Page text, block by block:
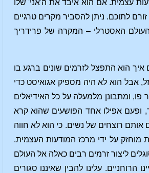
עצמית. אם הוא איבד את ה'אני' שלו
לתוכם. ניתן להסביר מקרים טרגיים
האסטרלי – המקרה של פרידריך
89. מעניין לקרוא במכתביו האחרונים איך הוא התפצל לזרמים שונים ברגע בו
אבל הוא לא היה מספיק אגואיסט כדי
ומתבונן מלמעלה על כל האידיאלים
ופעם אפילו אחד הפושעים שהוא קרא
רוצחים של נשים. כי הוא לא חווה
על ידי מרכז המודעות העצמית.
ליצור זרמים רבים כאלה אל העולם
עלינו להבין שאיננו סגורים